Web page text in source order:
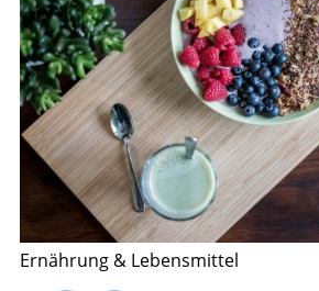
Ernährung & Lebensmittel